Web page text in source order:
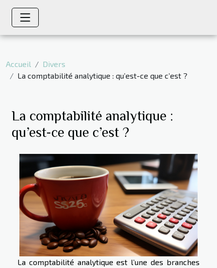
Accueil
Divers
La comptabilité analytique : qu’est-ce que c’est ?
La comptabilité analytique :
qu’est-ce que c’est ?
La comptabilité analytique est l’une des branches